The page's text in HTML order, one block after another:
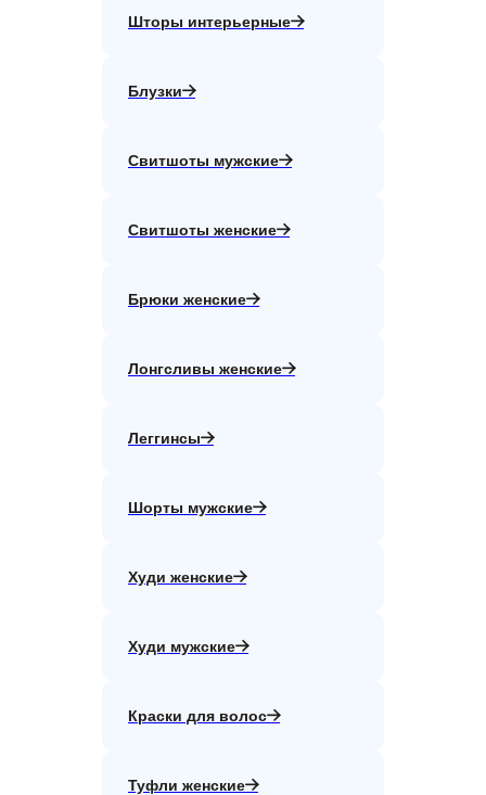
Шторы интерьерные
Блузки
Свитшоты мужские
Свитшоты женские
Брюки женские
Лонгсливы женские
Леггинсы
Шорты мужские
Худи женские
Худи мужские
Краски для волос
Туфли женские